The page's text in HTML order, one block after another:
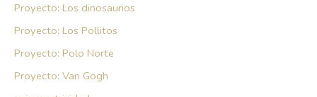
Proyecto: Los dinosaurios
Proyecto: Los Pollitos
Proyecto: Polo Norte
Proyecto: Van Gogh